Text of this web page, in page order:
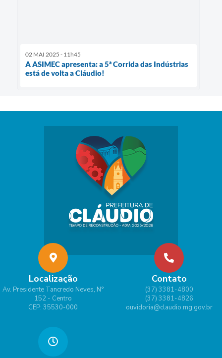
02 MAI 2025 - 11h45
A ASIMEC apresenta: a 5ª Corrida das Indústrias
está de volta a Cláudio!
Localização
Av. Presidente Tancredo Neves, N°
152 - Centro
CEP: 35530-000
Contato
(37) 3381-4800
(37) 3381-4826
ouvidoria@claudio.mg.gov.br